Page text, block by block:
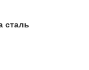
сталь